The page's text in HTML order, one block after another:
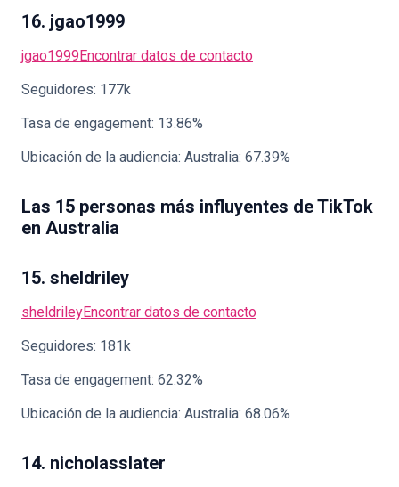
16. jgao1999
jgao1999Encontrar datos de contacto
Seguidores: 177k
Tasa de engagement: 13.86%
Ubicación de la audiencia: Australia: 67.39%
Las 15 personas más influyentes de TikTok
en Australia
15. sheldriley
sheldrileyEncontrar datos de contacto
Seguidores: 181k
Tasa de engagement: 62.32%
Ubicación de la audiencia: Australia: 68.06%
14. nicholasslater